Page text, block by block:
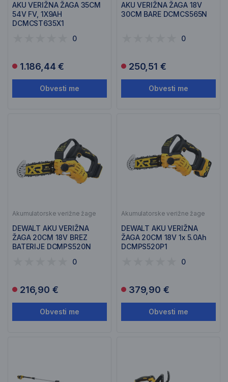
AKU VERIŽNA ŽAGA 35CM
54V FV, 1X9AH
DCMCST635X1
0
1.186,44 €
Obvesti me
AKU VERIŽNA ŽAGA 18V
30CM BARE DCMCS565N
0
250,51 €
Obvesti me
Akumulatorske verižne žage
DEWALT AKU VERIŽNA
ŽAGA 20CM 18V BREZ
BATERIJE DCMPS520N
0
216,90 €
Obvesti me
Akumulatorske verižne žage
DEWALT AKU VERIŽNA
ŽAGA 20CM 18V 1x 5.0Ah
DCMPS520P1
0
379,90 €
Obvesti me